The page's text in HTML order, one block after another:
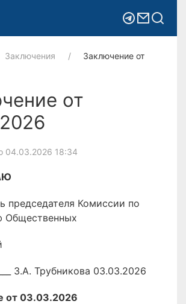
Заключения
Заключение от
от
04.03.2026 18:34
председателя Комиссии по
Общественных
З.А. Трубникова 03.03.2026
от 03.03.2026